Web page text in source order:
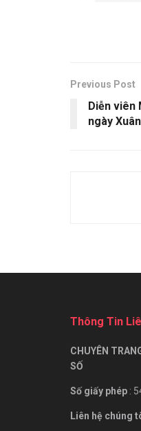
Previous Post
Diễn viên
ngày Xuân
Thông Tin
CHUYÊN
SỐ
Số giấy phép :
Liên hệ chúng